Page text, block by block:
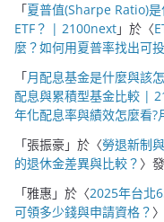
「夏普值(Sharpe Ratio)
ETF？ | 2100next」於〈
麼？如何用夏普率找出可
「月配息基金是什麼與該
配息與累積型基金比較 |
年化配息率與績效怎麼看
「張振豪」於〈勞退新制
的退休金差異與比較？ 〉
「雅惠 」於〈2025年台北
可領多少錢與申請資格？